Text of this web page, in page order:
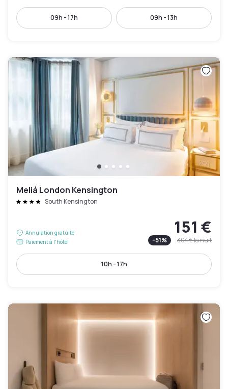
09h - 17h 09h - 13h
Meliá London Kensington
South Kensington
Annulation gratuite
Paiement à l'hôtel
151 €
-51% 304 €la nuit
10h - 17h